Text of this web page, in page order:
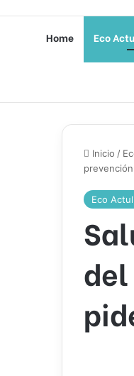
Home Eco
Inicio /
prevención
Eco